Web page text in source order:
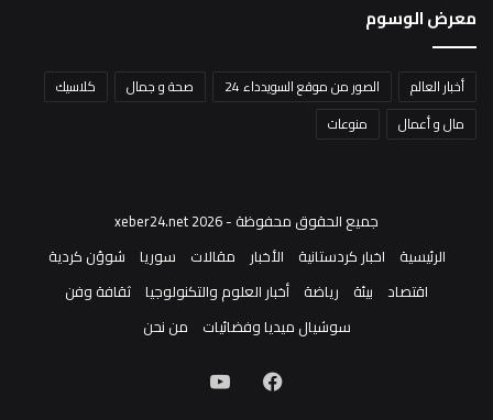
معرض الوسوم
أخبار العالم الصور من موقع السويدداء 24 صحة و جمال
كلاسيك
مال و أعمال
منوعات
جميع الحقوق محفوظة - xeber24.net 2026
الرئيسية
اخبار كردستانية الأخبار مقالات سوريا
شوؤن كردية
اقتصاد
بيئة رياضة أخبار العلوم والتكنولوجيا ثقافة وفن
سوشيال ميديا وفضائيات
من نحن
فيسبوك‫YouTube